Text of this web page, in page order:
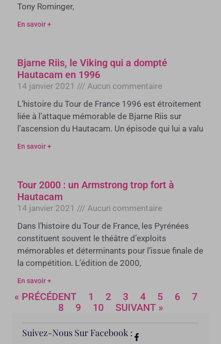
Tony Rominger,
En savoir +
Bjarne Riis, le Viking qui a dompté
Hautacam en 1996
14 janvier 2021
Aucun commentaire
L’histoire du Tour de France 1996 est étroitement
liée à l’attaque mémorable de Bjarne Riis sur
l’ascension du Hautacam. Un épisode qui lui a valu
En savoir +
Tour 2000 : un Armstrong trop fort à
Hautacam
14 janvier 2021
Aucun commentaire
Dans l’histoire du Tour de France, les Pyrénées
constituent souvent le théâtre d’exploits
mémorables et déterminants pour l’issue finale de
la compétition. L’édition de 2000,
En savoir +
« PRÉCÉDENT 1 2 3 4 5 6
7
8
9 10 SUIVANT »
Suivez-Nous Sur Facebook :